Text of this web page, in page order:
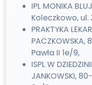
IPL MONIKA
Koleczkowo,
PRAKTYKA
Pawła II 1e/9,
ISPL W
JANKOWSKI,